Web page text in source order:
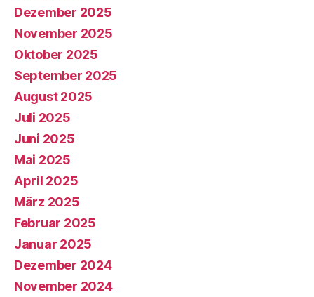
Dezember 2025
November 2025
Oktober 2025
September 2025
August 2025
Juli 2025
Juni 2025
Mai 2025
April 2025
März 2025
Februar 2025
Januar 2025
Dezember 2024
November 2024